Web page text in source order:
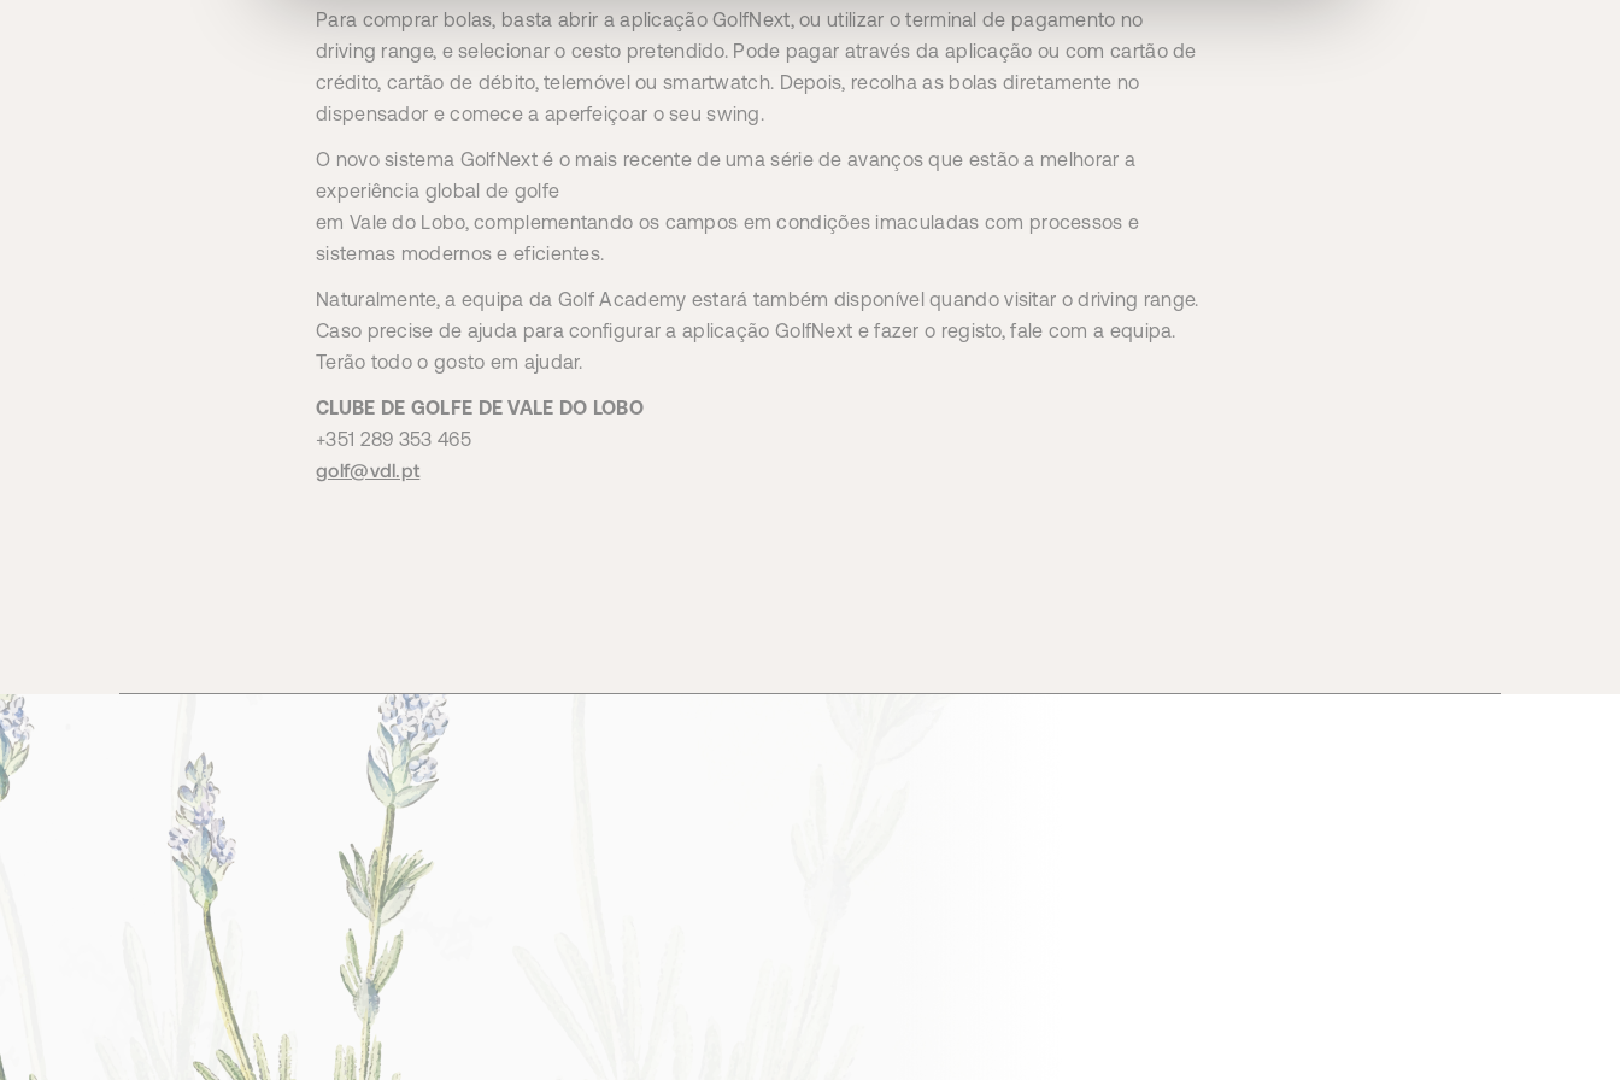
Para comprar bolas, basta abrir a aplicação GolfNext, ou utilizar o terminal de pagamento no
driving range, e selecionar o cesto pretendido. Pode pagar através da aplicação ou com cartão de
crédito, cartão de débito, telemóvel ou smartwatch. Depois, recolha as bolas diretamente no
dispensador e comece a aperfeiçoar o seu swing.
O novo sistema GolfNext é o mais recente de uma série de avanços que estão a melhorar a
experiência global de golfe
em Vale do Lobo, complementando os campos em condições imaculadas com processos e
sistemas modernos e eficientes.
Naturalmente, a equipa da Golf Academy estará também disponível quando visitar o driving range.
Caso precise de ajuda para configurar a aplicação GolfNext e fazer o registo, fale com a equipa.
Terão todo o gosto em ajudar.
CLUBE DE GOLFE DE VALE DO LOBO
+351 289 353 465
golf@vdl.pt